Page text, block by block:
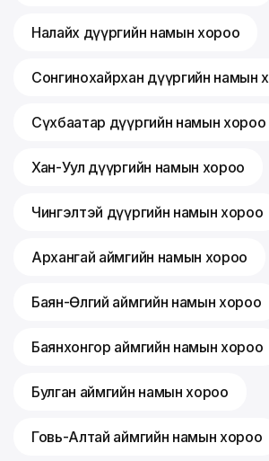
Налайх дүүргийн намын хороо
Сонгинохайрхан дүүргийн намын
Сүхбаатар дүүргийн намын хороо
Хан-Уул дүүргийн намын хороо
Чингэлтэй дүүргийн намын хороо
Архангай аймгийн намын хороо
Баян-Өлгий аймгийн намын хороо
Баянхонгор аймгийн намын хороо
Булган аймгийн намын хороо
Говь-Алтай аймгийн намын хороо